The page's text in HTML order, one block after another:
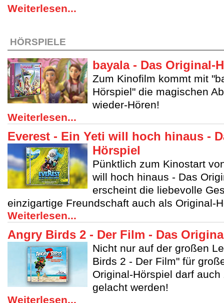
Weiterlesen...
HÖRSPIELE
bayala - Das Original-
Zum Kinofilm kommt mit
Hörspiel" die magischen
wieder-Hören!
Weiterlesen...
Everest - Ein Yeti will hoch hinaus -
Hörspiel
Pünktlich zum Kinostart
will hoch hinaus - Das
erscheint die liebevolle
einzigartige Freundschaft auch als Original-
Weiterlesen...
Angry Birds 2 - Der Film - Das
Nicht nur auf der großen
Birds 2 - Der Film" für
Original-Hörspiel darf
gelacht werden!
Weiterlesen...